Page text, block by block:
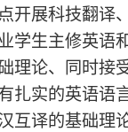
开展科技翻译
学生主修英语
理论、同时接
扎实的英语语
互译的基础理